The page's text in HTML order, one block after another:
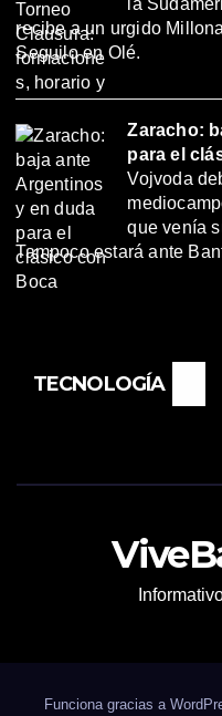
la
recibe a un urgido
Seguilo en Olé.
Zaracho:
para el
Vojvoda
que venía
Tampoco estará ante
TECNOLOGÍA
Funciona gracias a